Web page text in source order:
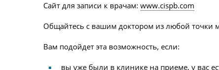
Сайт для записи к врачам: www.cispb.com
Общайтесь с вашим доктором из любой точки
Вам подойдет эта возможность, если:
вы уже были в клинике на приеме, у вас